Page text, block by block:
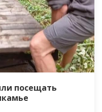
посещать